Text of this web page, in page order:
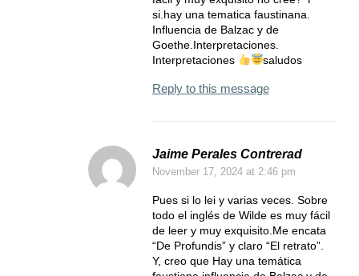
si.hay una tematica faustinana.
Influencia de Balzac y de
Goethe.Interpretaciones.
Interpretaciones
saludos
Reply to this message
Jaime Perales Contrerad
November 17, 2024at 2:46 pm
Pues si lo lei y varias veces. Sobre
todo el inglés de Wilde es muy fácil
de leer y muy exquisito.Me encata
“De Profundis” y claro “El retrato”.
Y, creo que Hay una temática